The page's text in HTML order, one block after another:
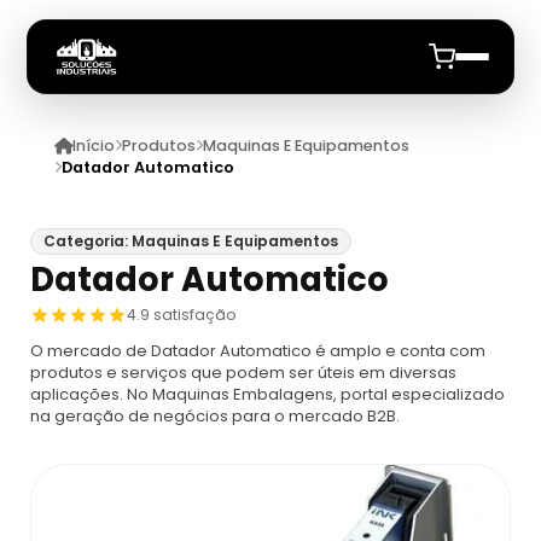
Início
Produtos
Maquinas E Equipamentos
Dosador
Máquina De Embalagem Compacta
Máquina Embaladora E Seladora
Datadores
Anuncie
Início Produtos Maquinas E Equipamentos
Datador Automatico
Categoria: Maquinas E Equipamentos
Datador Automatico
4.9 satisfação
O mercado de Datador Automatico é amplo e conta com
produtos e serviços que podem ser úteis em diversas
aplicações. No Maquinas Embalagens, portal especializado
na geração de negócios para o mercado B2B.